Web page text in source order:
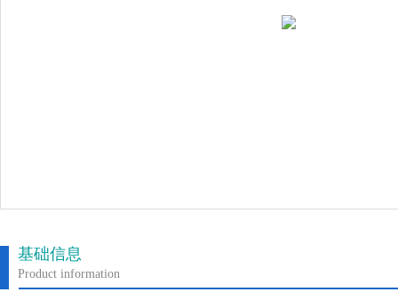
基础信息
Product information